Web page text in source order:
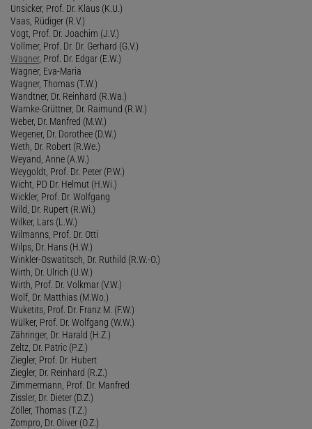
Unsicker, Prof. Dr. Klaus (K.U.)
Vaas, Rüdiger (R.V.)
Vogt, Prof. Dr. Joachim (J.V.)
Vollmer, Prof. Dr. Dr. Gerhard (G.V.)
Wagner, Prof. Dr. Edgar (E.W.)
Wagner, Eva-Maria
Wagner, Thomas (T.W.)
Wandtner, Dr. Reinhard (R.Wa.)
Warnke-Grüttner, Dr. Raimund (R.W.)
Weber, Dr. Manfred (M.W.)
Wegener, Dr. Dorothee (D.W.)
Weth, Dr. Robert (R.We.)
Weyand, Anne (A.W.)
Weygoldt, Prof. Dr. Peter (P.W.)
Wicht, PD Dr. Helmut (H.Wi.)
Wickler, Prof. Dr. Wolfgang
Wild, Dr. Rupert (R.Wi.)
Wilker, Lars (L.W.)
Wilmanns, Prof. Dr. Otti
Wilps, Dr. Hans (H.W.)
Winkler-Oswatitsch, Dr. Ruthild (R.W.-O.)
Wirth, Dr. Ulrich (U.W.)
Wirth, Prof. Dr. Volkmar (V.W.)
Wolf, Dr. Matthias (M.Wo.)
Wuketits, Prof. Dr. Franz M. (F.W.)
Wülker, Prof. Dr. Wolfgang (W.W.)
Zähringer, Dr. Harald (H.Z.)
Zeltz, Dr. Patric (P.Z.)
Ziegler, Prof. Dr. Hubert
Ziegler, Dr. Reinhard (R.Z.)
Zimmermann, Prof. Dr. Manfred
Zissler, Dr. Dieter (D.Z.)
Zöller, Thomas (T.Z.)
Zompro, Dr. Oliver (O.Z.)